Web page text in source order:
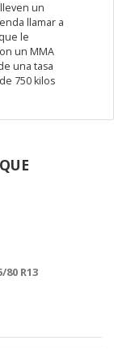
un
llamar a
le
un MMA
una tasa
750 kilos
80 R13